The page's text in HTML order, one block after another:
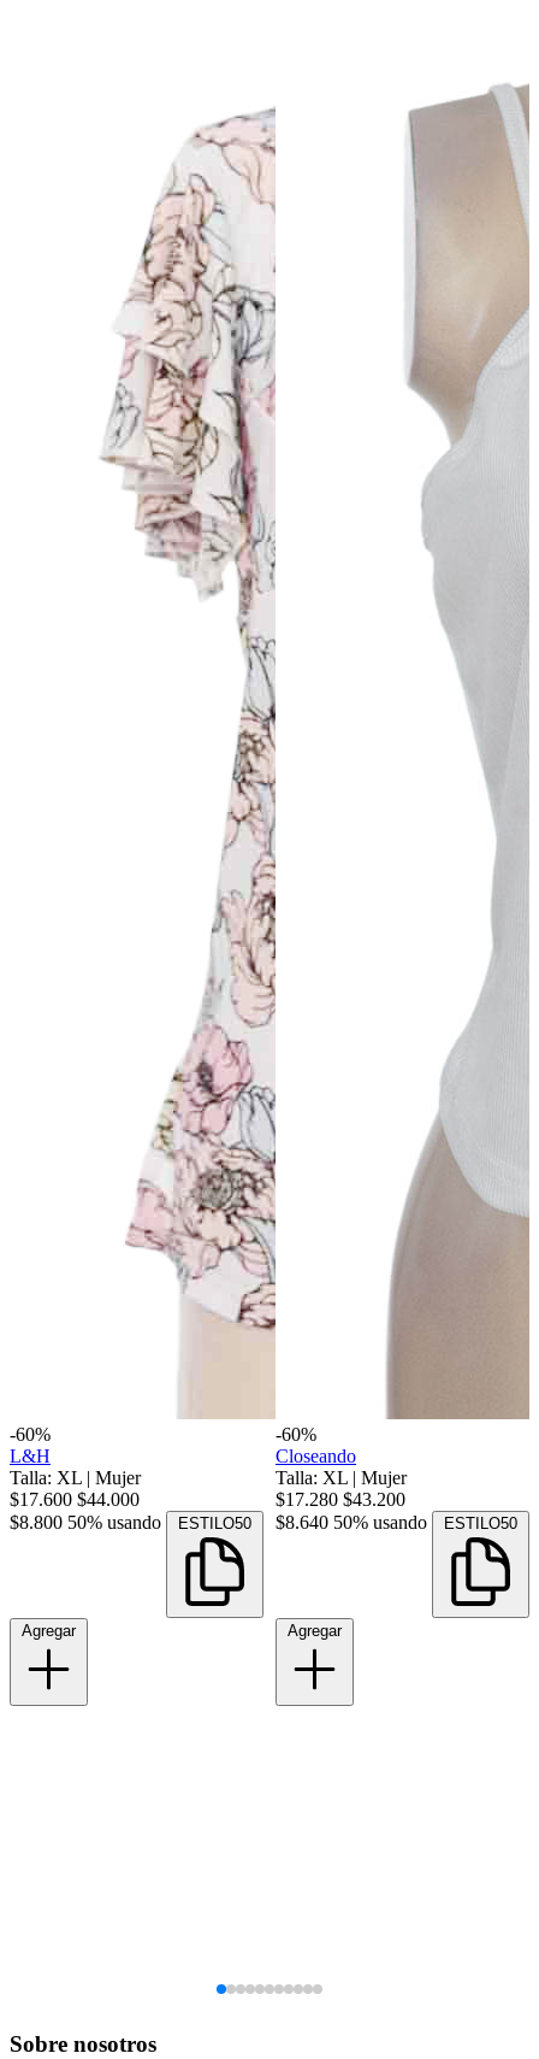
-60%
L&H
Talla: XL | Mujer
$17.600 $44.000
$8.800 50% usando ESTILO50
Agregar
-60%
Closeando
Talla: XL | Mujer
$17.280 $43.200
$8.640 50% usando ESTILO50
Agregar
Sobre nosotros